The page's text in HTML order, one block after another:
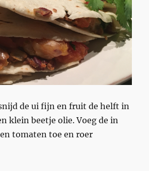
de ui fijn en fruit de helft in
klein beetje olie. Voeg de in
tomaten toe en roer